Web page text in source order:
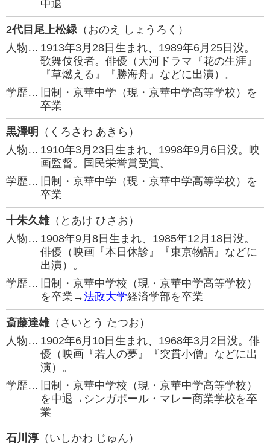
中退
2代目尾上松緑（おのえ しょうろく）
人物… 1913年3月28日生まれ、1989年6月25日没。
歌舞伎役者。俳優（大河ドラマ『花の生涯』
『草燃える』『勝海舟』などに出演）。
学歴…
旧制・京華中学（現・京華中学高等学校）を
卒業
黒澤明
（くろさわ あきら）
人物… 1910年3月23日生まれ、1998年9月6日没。映
画監督。国民栄誉賞受賞。
学歴…
旧制・京華中学（現・京華中学高等学校）を
卒業
十朱久雄（とあけ ひさお）
人物… 1908年9月8日生まれ、1985年12月18日没。
俳優（映画『本日休診』『東京物語』などに
出演）。
学歴…
旧制・京華中学校（現・京華中学高等学校）
を卒業→法政大学経済学部を卒業
斎藤達雄（さいとう たつお）
人物… 1902年6月10日生まれ、1968年3月2日没。俳
優（映画『若人の夢』『突貫小僧』などに出
演）。
学歴…
旧制・京華中学校（現・京華中学高等学校）
を中退→シンガポール・マレー商業学校を卒
業
石川淳（いしかわ じゅん）